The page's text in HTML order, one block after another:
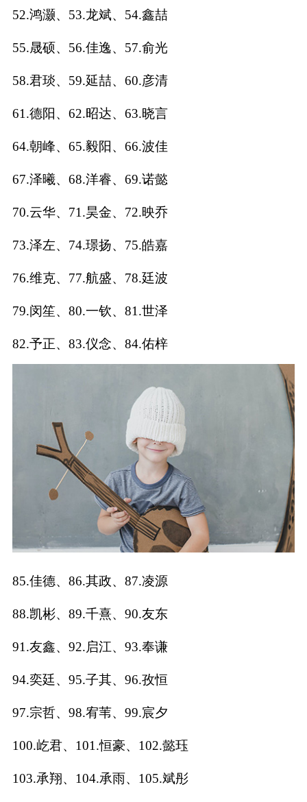
字
典
宝
取
名
名
打
分
生
起
名
大
起
名
52.鸿灏、53.龙斌、54.鑫喆
55.晟硕、56.佳逸、57.俞光
58.君琰、59.延喆、60.彦清
61.德阳、62.昭达、63.晓言
64.朝峰、65.毅阳、66.波佳
67.泽曦、68.洋睿、69.诺懿
70.云华、71.昊金、72.映乔
73.泽左、74.璟扬、75.皓嘉
76.维克、77.航盛、78.廷波
79.闵笙、80.一钦、81.世泽
82.予正、83.仪念、84.佑梓
85.佳德、86.其政、87.凌源
88.凯彬、89.千熹、90.友东
91.友鑫、92.启江、93.奉谦
94.奕廷、95.子其、96.孜恒
97.宗哲、98.宥苇、99.宸夕
100.屹君、101.恒豪、102.懿珏
103.承翔、104.承雨、105.斌彤